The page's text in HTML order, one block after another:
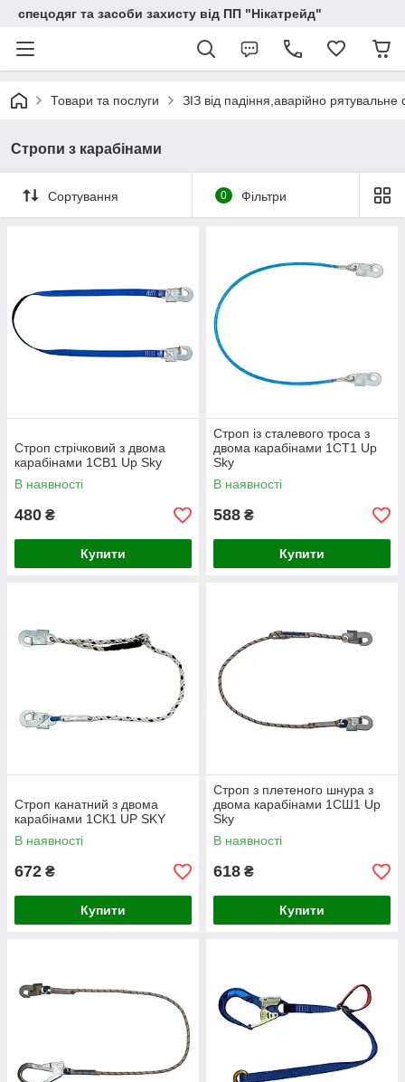
спецодяг та засоби захисту від ПП "Нікатрейд"
Товари та послуги ЗІЗ від падіння,аварійно
Стропи з карабінами
Сортування 0 Фільтри
Строп стрічковий з двома
карабінами 1CB1 Up Sky
В наявності
480 ₴
Купити
Строп із сталевого троса з
двома карабінами 1СТ1 Up
Sky
В наявності
588 ₴
Купити
Строп канатний з двома
карабінами 1СК1 UP SKY
В наявності
672 ₴
Купити
Строп з плетеного шнура з
двома карабінами 1CШ1 Up
Sky
В наявності
618 ₴
Купити